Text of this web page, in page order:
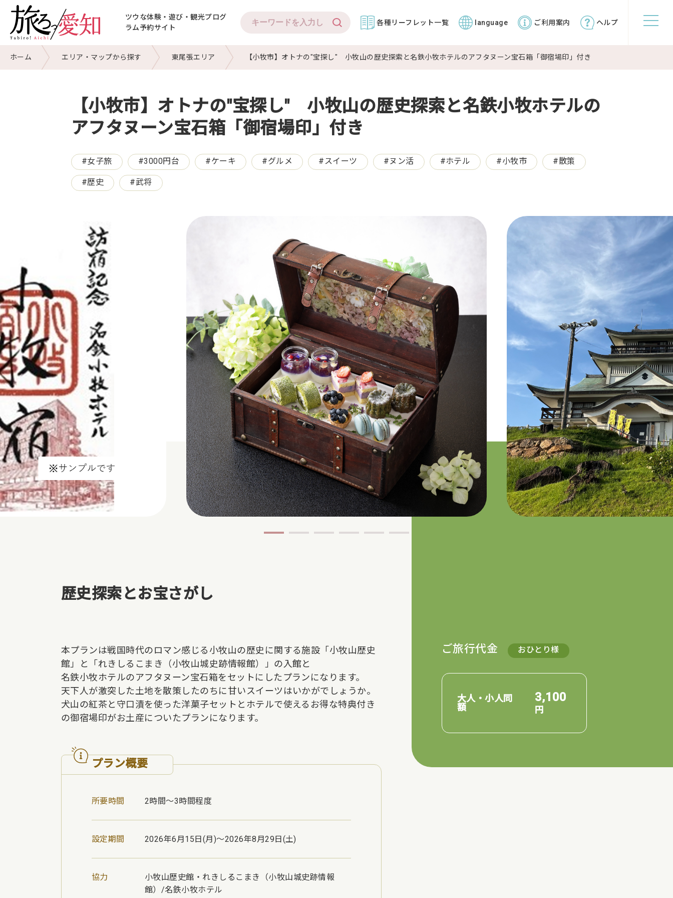
ツウな体験・遊び・観光プログ
ラム予約サイト
各種リーフレット一覧 language ご利用案内 ヘルプ
ホーム エリア・マップから探す 東尾張エリア 【小牧市】オトナの"宝探し" 小牧山の歴史探索と名鉄小牧ホテルのアフタヌーン宝石箱「御宿場印」付き
【小牧市】オトナの"宝探し" 小牧山の歴史探索と名鉄小牧ホテルの
アフタヌーン宝石箱「御宿場印」付き
#女子旅 #3000円台 #ケーキ #グルメ #スイーツ #ヌン活 #ホテル #小牧市 #散策
#歴史 #武将
歴史探索とお宝さがし
本プランは戦国時代のロマン感じる小牧山の歴史に関する施設「小牧山歴史
館」と「れきしるこまき（小牧山城史跡情報館）」の入館と
名鉄小牧ホテルのアフタヌーン宝石箱をセットにしたプランになります。
天下人が激突した土地を散策したのちに甘いスイーツはいかがでしょうか。
犬山の紅茶と守口漬を使った洋菓子セットとホテルで使えるお得な特典付き
の御宿場印がお土産についたプランになります。
プラン概要
所要時間 2時間～3時間程度
設定期間 2026年6月15日(月)～2026年8月29日(土)
協力
小牧山歴史館・れきしるこまき（小牧山城史跡情報
館）/名鉄小牧ホテル
ご旅行代金 おひとり様
大人・小人同
額
3,100
円